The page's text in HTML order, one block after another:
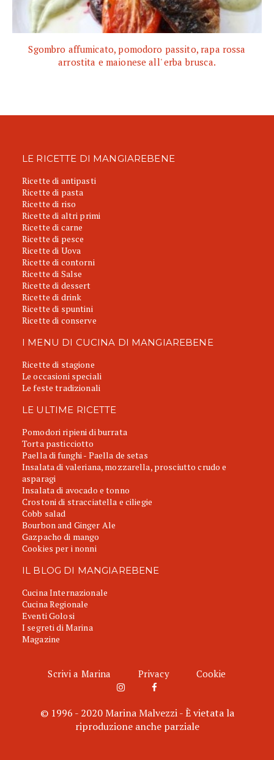
Sgombro affumicato, pomodoro passito, rapa rossa
arrostita e maionese all' erba brusca.
LE RICETTE DI MANGIAREBENE
Ricette di antipasti
Ricette di pasta
Ricette di riso
Ricette di altri primi
Ricette di carne
Ricette di pesce
Ricette di Uova
Ricette di contorni
Ricette di Salse
Ricette di dessert
Ricette di drink
Ricette di spuntini
Ricette di conserve
I MENU DI CUCINA DI MANGIAREBENE
Ricette di stagione
Le occasioni speciali
Le feste tradizionali
LE ULTIME RICETTE
Pomodori ripieni di burrata
Torta pasticciotto
Paella di funghi - Paella de setas
Insalata di valeriana, mozzarella, prosciutto crudo e
asparagi
Insalata di avocado e tonno
Crostoni di stracciatella e ciliegie
Cobb salad
Bourbon and Ginger Ale
Gazpacho di mango
Cookies per i nonni
IL BLOG DI MANGIAREBENE
Cucina Internazionale
Cucina Regionale
Eventi Golosi
I segreti di Marina
Magazine
Scrivi a Marina Privacy Cookie
© 1996 - 2020 Marina Malvezzi - È vietata la
riproduzione anche parziale